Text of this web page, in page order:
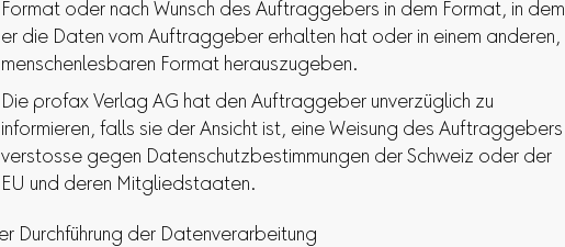
Format oder nach Wunsch des Auftraggebers in dem Format, in dem
er die Daten vom Auftraggeber erhalten hat oder in einem anderen,
menschenlesbaren Format herauszugeben.
Die profax Verlag AG hat den Auftraggeber unverzüglich zu
informieren, falls sie der Ansicht ist, eine Weisung des Auftraggebers
verstosse gegen Datenschutzbestimmungen der Schweiz oder der
EU und deren Mitgliedstaaten.
Durchführung der Datenverarbeitung